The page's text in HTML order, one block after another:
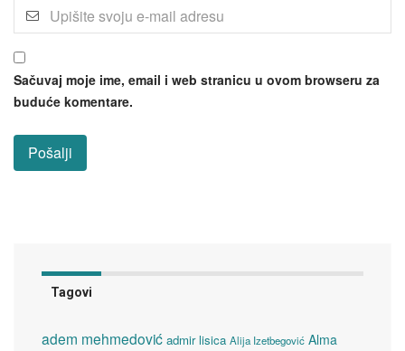
Sačuvaj moje ime, email i web stranicu u ovom browseru za
buduće komentare.
Tagovi
adem mehmedović admir lisica Alija Izetbegović Alma